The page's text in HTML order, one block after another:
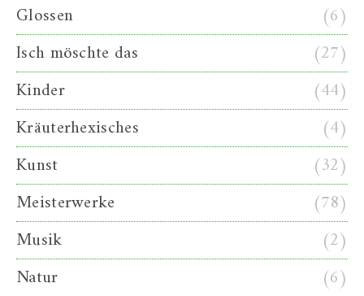
Glossen
(6)
Isch möschte das
(27)
Kinder
(44)
Kräuterhexisches
(4)
Kunst
(32)
Meisterwerke
(78)
Musik
(2)
Natur
(6)